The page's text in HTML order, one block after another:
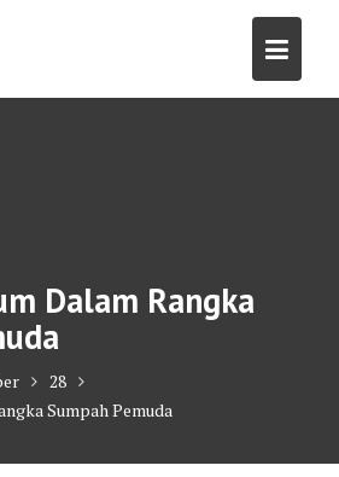
Dalam Rangka
28
Sumpah Pemuda